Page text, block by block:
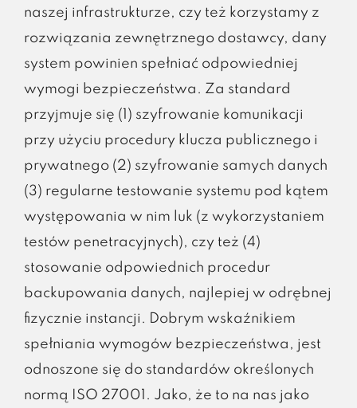
naszej infrastrukturze, czy też korzystamy z
rozwiązania zewnętrznego dostawcy, dany
system powinien spełniać odpowiedniej
wymogi bezpieczeństwa. Za standard
przyjmuje się (1) szyfrowanie komunikacji
przy użyciu procedury klucza publicznego i
prywatnego (2) szyfrowanie samych danych
(3) regularne testowanie systemu pod kątem
występowania w nim luk (z wykorzystaniem
testów penetracyjnych), czy też (4)
stosowanie odpowiednich procedur
backupowania danych, najlepiej w odrębnej
fizycznie instancji. Dobrym wskaźnikiem
spełniania wymogów bezpieczeństwa, jest
odnoszone się do standardów określonych
normą ISO 27001. Jako, że to na nas jako